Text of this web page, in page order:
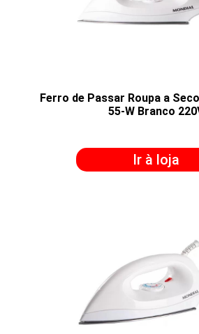
Ferro de Passar Roupa a
55-W Branco
Ir à loja